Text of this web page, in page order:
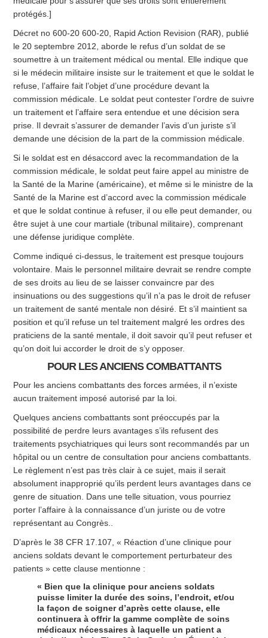
protégés.]
Décret no 600-20 600-20, Rapid Action Revision (RAR), publié
le 20 septembre 2012, aborde le refus d’un soldat de se
soumettre à un traitement médical ou mental. Elle indique que
si le médecin militaire insiste sur le traitement et que le soldat le
refuse, l’affaire fait l’objet d’une procédure devant la
commission médicale. Le soldat peut contester l’ordre de suivre
un traitement et l’affaire sera entendue et une décision sera
prise. Il devrait s’assurer de demander l’avis d’un juriste s’il
demande une décision de la part de la commission médicale.
Si le soldat est en désaccord avec la recommandation de la
commission médicale, le soldat peut faire appel au ministre de
la Santé de la Marine (américaine), et même si le ministre de la
Santé de la Marine est d’accord avec la commission médicale
et que le soldat continue à refuser, il ou elle peut demander, ou
être sujet à une cour martiale (tribunal militaire), comprenant
une défense juridique complète.
Comme indiqué ci-dessus, le traitement est presque toujours
volontaire. Mais le personnel militaire devrait se rendre compte
de ses droits au lieu de se laisser convaincre par des
insinuations ou des suggestions qu’il n’a pas le droit de refuser
un traitement de santé mentale non désiré. Et s’il maintient sa
position et qu’il refuse un tel traitement malgré les ordres des
praticiens de la santé mentale, il doit savoir qu’il peut refuser et
qu’on doit lui accorder le droit de s’y opposer.
POUR LES ANCIENS COMBATTANTS
Pour les anciens combattants des forces armées, il n’existe
aucun traitement imposé autorisé par la loi.
Quelques anciens combattants sont préoccupés par la
possibilité de perdre leurs avantages s’ils refusent des
traitements psychiatriques qui leurs sont recommandés par un
hôpital ou un centre de consultation pour anciens combattants.
Le règlement n’est pas très clair à ce sujet, mais il serait
absolument inapproprié qu’ils perdent leurs avantages dans ce
genre de situation. Dans une telle situation, vous pourriez
porter l’affaire à la connaissance d’un juriste ou de votre
représentant au Congrès..
D’après le 38 CFR 17.107, « Réaction d’une clinique pour
anciens soldats devant le comportement perturbateur des
patients » cette clause mentionne :
« Bien que la clinique pour anciens soldats
puisse limiter la durée des soins, l’endroit, et/ou
la façon de soigner d’après cette clause, elle
continuera à offrir la gamme complète de soins
médicaux nécessaires à laquelle un patient a